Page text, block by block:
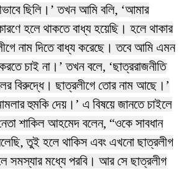
ছিলি।’ তখন আমি বলি, ‘আমার
হলে থাকতে বাধ্য হয়েছি। হলে থাকার
নাম দিতে বাধ্য করেছে। তবে আমি এমন
চাই না।’ তখন বলে, ‘ছাত্ররাজনীতি
বিরুদ্ধে। ছাত্রলীগে তোর নাম আছে।’
হুমকি দেয়।’ এ বিষয়ে জানতে চাইলে
শাকিল আহমেদ বলেন, “ওকে সাবধান
তুই হলে থাকিস এবং এখনো ছাত্রলীগ
সমস্যার মধ্যে পরবি। আর সে ছাত্রলীগ